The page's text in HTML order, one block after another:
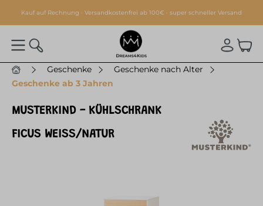
springen
Kauf auf Rechnung · Versandkostenfrei ab 100€ · super schneller Versand
Geschenke
Geschenke nach Alter
Geschenke ab 3 Jahren
MUSTERKIND - KÜHLSCHRANK
FICUS WEISS/NATUR